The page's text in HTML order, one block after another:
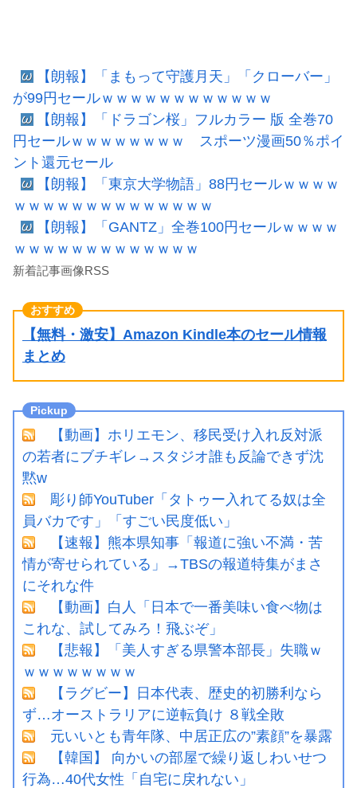
【朗報】「まもって守護月天」「クローバー」
が99円セールｗｗｗｗｗｗｗｗｗｗｗｗ
【朗報】「ドラゴン桜」フルカラー 版 全巻70
円セールｗｗｗｗｗｗｗｗ スポーツ漫画50％ポイ
ント還元セール
【朗報】「東京大学物語」88円セールｗｗｗｗ
ｗｗｗｗｗｗｗｗｗｗｗｗｗｗ
【朗報】「GANTZ」全巻100円セールｗｗｗｗ
ｗｗｗｗｗｗｗｗｗｗｗｗｗ
新着記事画像RSS
【無料・激安】Amazon Kindle本のセール情報
まとめ
【動画】ホリエモン、移民受け入れ反対派
の若者にブチギレ→スタジオ誰も反論できず沈
黙w
彫り師YouTuber「タトゥー入れてる奴は全
員バカです」「すごい民度低い」
【速報】熊本県知事「報道に強い不満・苦
情が寄せられている」→TBSの報道特集がまさ
にそれな件
【動画】白人「日本で一番美味い食べ物は
これな、試してみろ！飛ぶぞ」
【悲報】「美人すぎる県警本部長」失職ｗ
ｗｗｗｗｗｗｗｗ
【ラグビー】日本代表、歴史的初勝利なら
ず…オーストラリアに逆転負け ８戦全敗
元いいとも青年隊、中居正広の”素顔”を暴露
【韓国】 向かいの部屋で繰り返しわいせつ
行為…40代女性「自宅に戻れない」